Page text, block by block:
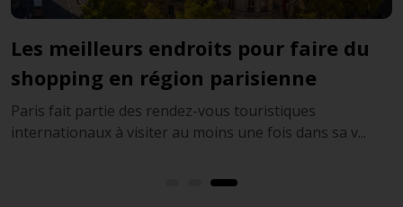
endroits pour faire du
région parisienne
rendez-vous touristiques
visiter au moins une fois dans sa v...
Paris le
visites et
S’il est au
dans sa vie, c’est